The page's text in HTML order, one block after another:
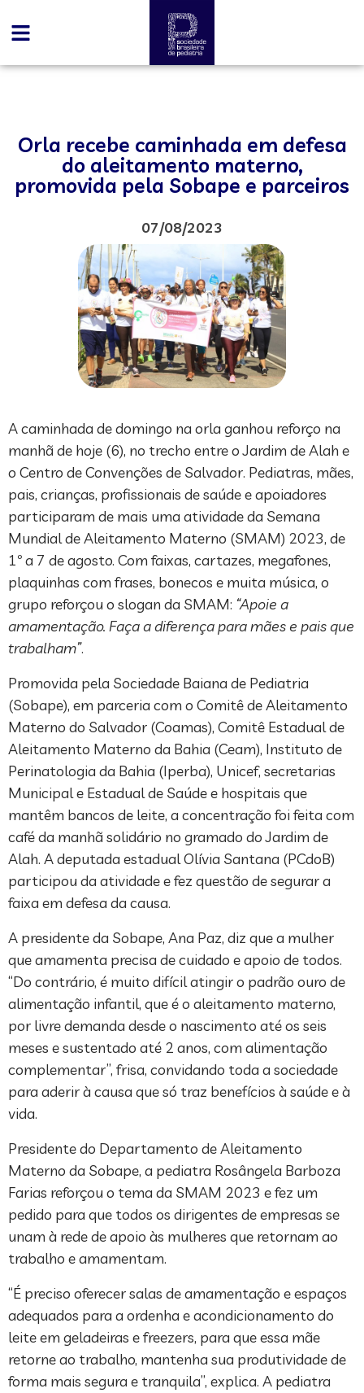
Orla recebe caminhada em defesa
do aleitamento materno,
promovida pela Sobape e parceiros
07/08/2023
A caminhada de domingo na orla ganhou reforço na
manhã de hoje (6), no trecho entre o Jardim de Alah e
o Centro de Convenções de Salvador. Pediatras, mães,
pais, crianças, profissionais de saúde e apoiadores
participaram de mais uma atividade da Semana
Mundial de Aleitamento Materno (SMAM) 2023, de
1º a 7 de agosto. Com faixas, cartazes, megafones,
plaquinhas com frases, bonecos e muita música, o
grupo reforçou o slogan da SMAM: “Apoie a
amamentação. Faça a diferença para mães e pais que
trabalham”.
Promovida pela Sociedade Baiana de Pediatria
(Sobape), em parceria com o Comitê de Aleitamento
Materno do Salvador (Coamas), Comitê Estadual de
Aleitamento Materno da Bahia (Ceam), Instituto de
Perinatologia da Bahia (Iperba), Unicef, secretarias
Municipal e Estadual de Saúde e hospitais que
mantêm bancos de leite, a concentração foi feita com
café da manhã solidário no gramado do Jardim de
Alah. A deputada estadual Olívia Santana (PCdoB)
participou da atividade e fez questão de segurar a
faixa em defesa da causa.
A presidente da Sobape, Ana Paz, diz que a mulher
que amamenta precisa de cuidado e apoio de todos.
“Do contrário, é muito difícil atingir o padrão ouro de
alimentação infantil, que é o aleitamento materno,
por livre demanda desde o nascimento até os seis
meses e sustentado até 2 anos, com alimentação
complementar”, frisa, convidando toda a sociedade
para aderir à causa que só traz benefícios à saúde e à
vida.
Presidente do Departamento de Aleitamento
Materno da Sobape, a pediatra Rosângela Barboza
Farias reforçou o tema da SMAM 2023 e fez um
pedido para que todos os dirigentes de empresas se
unam à rede de apoio às mulheres que retornam ao
trabalho e amamentam.
“É preciso oferecer salas de amamentação e espaços
adequados para a ordenha e acondicionamento do
leite em geladeiras e freezers, para que essa mãe
retorne ao trabalho, mantenha sua produtividade de
forma mais segura e tranquila”, explica. A pediatra